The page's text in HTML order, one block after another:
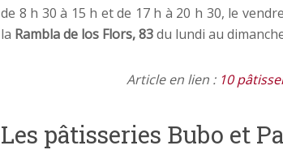
de 8 h 30 à 15 h et de 17 h à 20 h 30, le
la Rambla de los Flors, 83du lundi au
Article en lien : 10
Les pâtisseries Bubo et